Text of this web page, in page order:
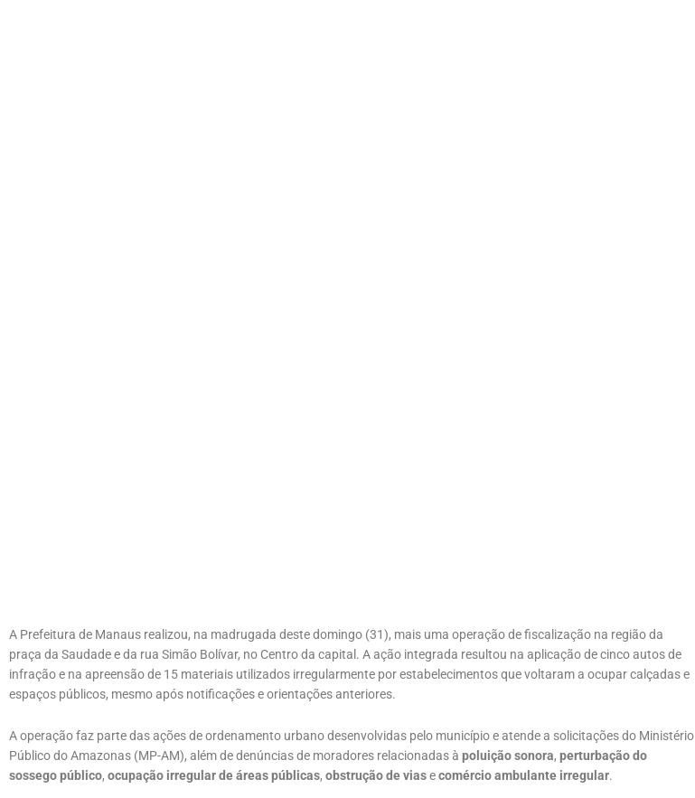
A Prefeitura de Manaus realizou, na madrugada deste domingo (31), mais uma operação de fiscalização na região da
praça da Saudade e da rua Simão Bolívar, no Centro da capital. A ação integrada resultou na aplicação de cinco autos de
infração e na apreensão de 15 materiais utilizados irregularmente por estabelecimentos que voltaram a ocupar calçadas e
espaços públicos, mesmo após notificações e orientações anteriores.
A operação faz parte das ações de ordenamento urbano desenvolvidas pelo município e atende a solicitações do Ministério
Público do Amazonas (MP-AM), além de denúncias de moradores relacionadas à poluição sonora, perturbação do
sossego público, ocupação irregular de áreas públicas, obstrução de viasecomércio ambulante irregular.